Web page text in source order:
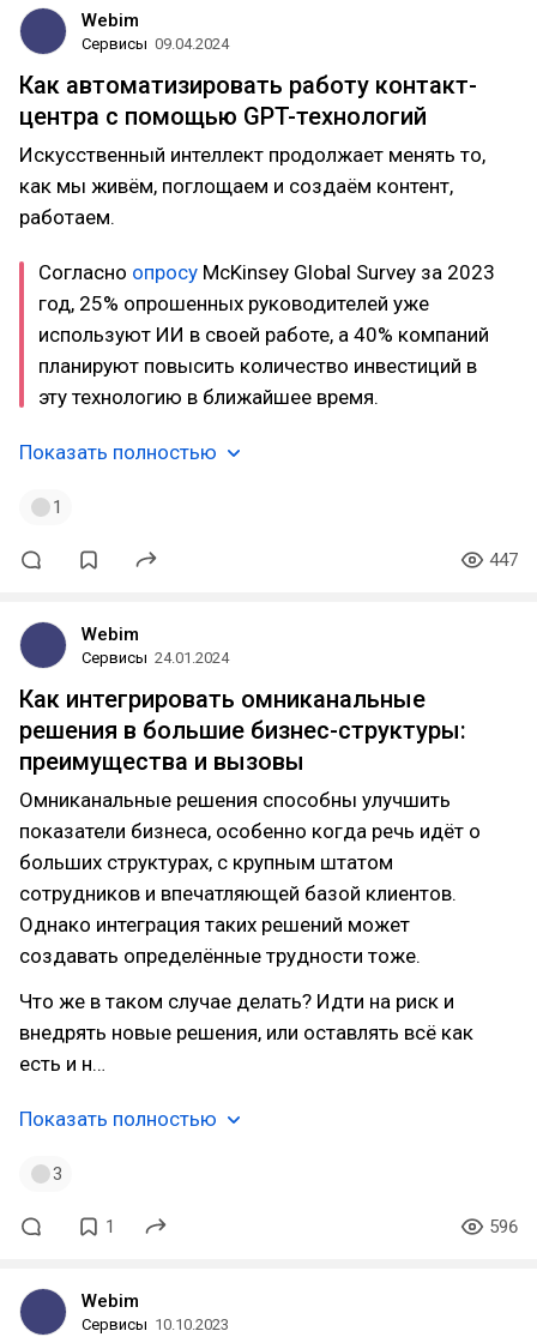
Webim
Сервисы 09.04.2024
Как автоматизировать работу контакт-
центра с помощью GPT-технологий
Искусственный интеллект продолжает менять то,
как мы живём, поглощаем и создаём контент,
работаем.
Согласно опросу McKinsey Global Survey за 2023
год, 25% опрошенных руководителей уже
используют ИИ в своей работе, а 40% компаний
планируют повысить количество инвестиций в
эту технологию в ближайшее время.
Показать полностью
1
447
Webim
Сервисы 24.01.2024
Как интегрировать омниканальные
решения в большие бизнес-структуры:
преимущества и вызовы
Омниканальные решения способны улучшить
показатели бизнеса, особенно когда речь идёт о
больших структурах, с крупным штатом
сотрудников и впечатляющей базой клиентов.
Однако интеграция таких решений может
создавать определённые трудности тоже.
Что же в таком случае делать? Идти на риск и
внедрять новые решения, или оставлять всё как
есть и н…
Показать полностью
3
1 596
Webim
Сервисы 10.10.2023